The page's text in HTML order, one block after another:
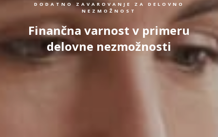
DODATNO ZAVAROVANJE ZA DELOVNO
NEZMOŽNOST
Finančna varnost v primeru
delovne nezmožnosti